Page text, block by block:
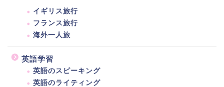
イギリス旅行
フランス旅行
海外一人旅
英語学習
英語のスピーキング
英語のライティング